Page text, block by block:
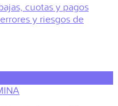
cuotas y pagos
y riesgos de